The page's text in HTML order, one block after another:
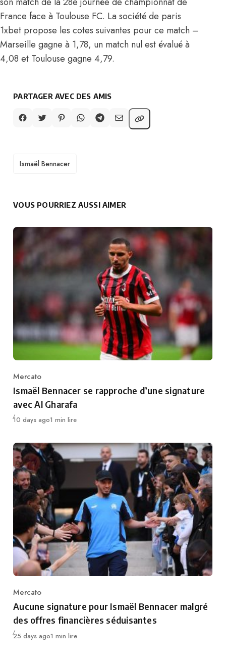
France face à Toulouse FC. La société de paris
1xbet propose les cotes suivantes pour ce match –
Marseille gagne à 1,78, un match nul est évalué à
4,08 et Toulouse gagne 4,79.
PARTAGER AVEC DES AMIS
TAGS
Ismaël Bennacer
VOUS POURRIEZ AUSSI AIMER
Category
Mercato
Ismaël Bennacer se rapproche d’une signature
avec Al Gharafa
Publié
10 days ago1 min lire
Category
Mercato
Aucune signature pour Ismaël Bennacer malgré
des offres financières séduisantes
Publié
25 days ago1 min lire